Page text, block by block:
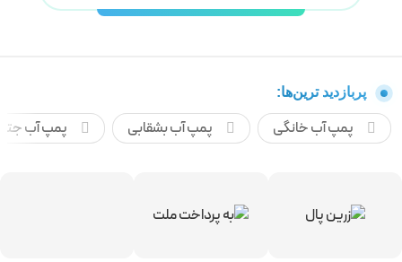
پربازدید ترین‌ها:
پمپ آب خانگی پمپ آب بشقابی پمپ آب